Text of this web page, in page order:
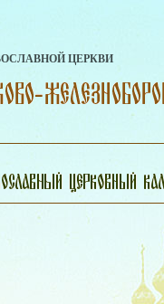
ЦЕРКВИ